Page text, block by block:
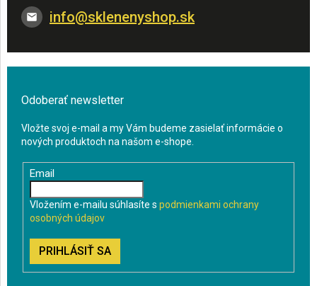
info@sklenenyshop.sk
Odoberať newsletter
Vložte svoj e-mail a my Vám budeme zasielať informácie o
nových produktoch na našom e-shope.
Email
Vložením e-mailu súhlasíte s podmienkami ochrany
osobných údajov
PRIHLÁSIŤ SA